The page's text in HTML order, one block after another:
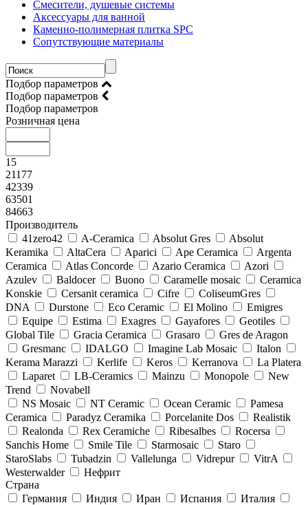
Смесители, душевые системы
Аксессуары для ванной
Каменно-полимерная плитка SPC
Сопутствующие материалы
Подбор параметров
Подбор параметров
Подбор параметров
Розничная цена
15
21177
42339
63501
84663
Производитель
41zero42
A-Ceramica Absolut Gres
Absolut
Keramika
AltaCera Aparici Ape Ceramica
Argenta
Ceramica
Atlas Concorde Azario Ceramica
Azori
Azulev
Baldocer Buono Caramelle mosaic
Ceramica
Konskie
Cersanit ceramica Cifre
ColiseumGres
DNA
Durstone Eco Ceramic El Molino
Emigres
Equipe
Estima Exagres Gayafores
Geotiles
Global Tile
Gracia Ceramica Grasaro
Gres de Aragon
Gresmanc
IDALGO Imagine Lab Mosaic
Italon
Kerama Marazzi
Kerlife Keros Kerranova
La Platera
Laparet
LB-Ceramics Mainzu Monopole
New
Trend
Novabell
NS Mosaic
NT Ceramic Ocean Ceramic
Pamesa
Ceramica
Paradyz Сeramika Porcelanite Dos
Realistik
Realonda
Rex Ceramiche Ribesalbes
Rocersa
Sanchis Home
Smile Tile Starmosaic
Staro
StaroSlabs
Tubadzin Vallelunga Vidrepur
VitrA
Westerwalder
Нефрит
Страна
Германия
Индия Иран Испания
Италия